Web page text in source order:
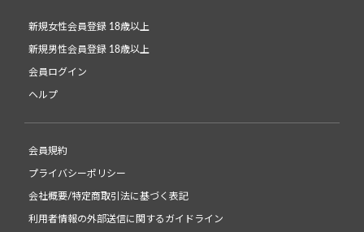
新規女性会員登録 18歳以上
新規男性会員登録 18歳以上
会員ログイン
ヘルプ
会員規約
プライバシーポリシー
会社概要/特定商取引法に基づく表記
利用者情報の外部送信に関するガイドライン